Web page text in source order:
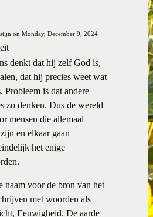
on Monday, December 9, 2024
denkt dat hij zelf God is,
dat hij precies weet wat
Probleem is dat andere
zo denken. Dus de wereld
mensen die allemaal
en elkaar gaan
het enige
naam voor de bron van het
met woorden als
Eeuwigheid. De aarde